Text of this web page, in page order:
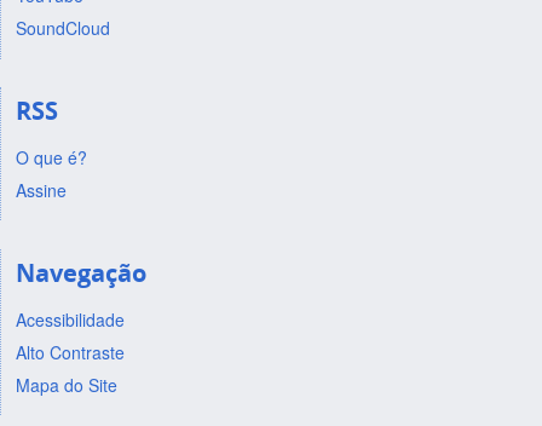
SoundCloud
RSS
O que é?
Assine
Navegação
Acessibilidade
Alto Contraste
Mapa do Site